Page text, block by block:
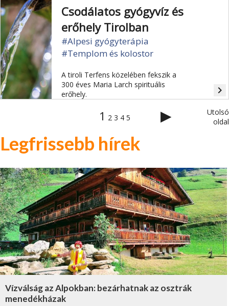
Csodálatos gyógyvíz és
erőhely Tirolban
#Alpesi gyógyterápia
#Templom és kolostor
A tiroli Terfens közelében fekszik a
300 éves Maria Larch spirituális
erőhely.
navigate_next
1 2 3 4 5 ▶
Utolsó
oldal
Legfrissebb hírek
Vízválság az Alpokban: bezárhatnak az osztrák
menedékházak